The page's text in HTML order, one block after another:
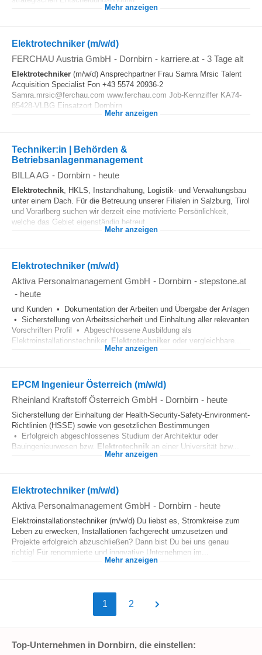
Mehr anzeigen
Elektrotechniker (m/w/d)
FERCHAU Austria GmbH - Dornbirn - karriere.at - 3 Tage alt
Elektrotechniker (m/w/d) Ansprechpartner Frau Samra Mrsic Talent
Acquisition Specialist Fon +43 5574 20936-2
Samra.mrsic@ferchau.com www.ferchau.com Job-Kennziffer KA74-
85428-VLBG Einsatzort Dornbirn...
Mehr anzeigen
Techniker:in | Behörden &
Betriebsanlagenmanagement
BILLA AG - Dornbirn - heute
Elektrotechnik, HKLS, Instandhaltung, Logistik- und Verwaltungsbau
unter einem Dach. Für die Betreuung unserer Filialen in Salzburg, Tirol
und Vorarlberg suchen wir derzeit eine motivierte Persönlichkeit,
welche das Gebiet eigenständig betreut...
Mehr anzeigen
Elektrotechniker (m/w/d)
Aktiva Personalmanagement GmbH - Dornbirn - stepstone.at
- heute
und Kunden • Dokumentation der Arbeiten und Übergabe der Anlagen
• Sicherstellung von Arbeitssicherheit und Einhaltung aller relevanten
Vorschriften Profil • Abgeschlossene Ausbildung als
Elektroinstallationstechniker, Elektrotechniker oder vergleichbare...
Mehr anzeigen
EPCM Ingenieur Österreich (m/w/d)
Rheinland Kraftstoff Österreich GmbH - Dornbirn - heute
Sicherstellung der Einhaltung der Health-Security-Safety-Environment-
Richtlinien (HSSE) sowie von gesetzlichen Bestimmungen
• Erfolgreich abgeschlossenes Studium der Architektur oder
Bauingenieurwesen bzw. Elektrotechnik an einer Universität bzw...
Mehr anzeigen
Elektrotechniker (m/w/d)
Aktiva Personalmanagement GmbH - Dornbirn - heute
Elektroinstallationstechniker (m/w/d) Du liebst es, Stromkreise zum
Leben zu erwecken, Installationen fachgerecht umzusetzen und
Projekte erfolgreich abzuschließen? Dann bist Du bei uns genau
richtig! Für renommierte und innovative Unternehmen im...
Mehr anzeigen
1 2
Top-Unternehmen in Dornbirn, die einstellen: